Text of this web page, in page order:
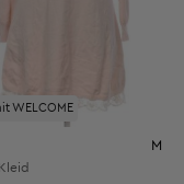
WELCOME
M